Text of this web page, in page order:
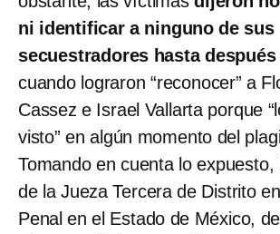
ni identificar a ninguno de sus
secuestradores hasta
cuando lograron “reconocer” a
Cassez e Israel Vallarta porque
visto” en algún momento del
Tomando en cuenta lo expuesto,
de la Jueza Tercera de Distrito
Penal en el Estado de México,